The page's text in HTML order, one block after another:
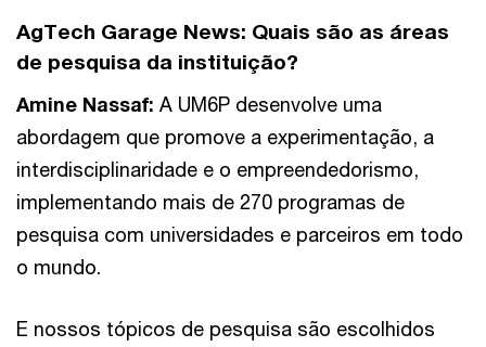
AgTech Garage News: Quais são as áreas
de pesquisa da instituição?
Amine Nassaf: A UM6P desenvolve uma
abordagem que promove a experimentação, a
interdisciplinaridade e o empreendedorismo,
implementando mais de 270 programas de
pesquisa com universidades e parceiros em todo
o mundo.
E nossos tópicos de pesquisa são escolhidos